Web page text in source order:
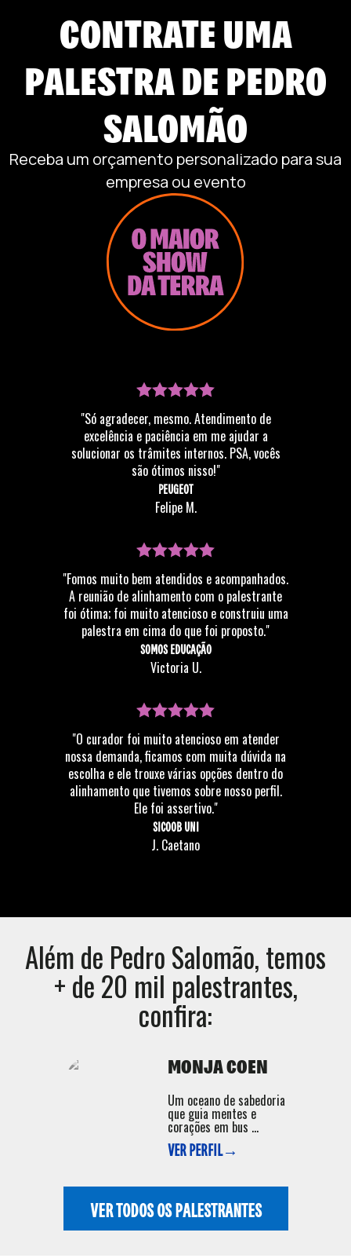
CONTRATE UMA
PALESTRA DEPEDRO
SALOMÃO
Receba um orçamento personalizado para sua
empresa ou evento
"Só agradecer, mesmo. Atendimento de
excelência e paciência em me ajudar a
solucionar os trâmites internos. PSA, vocês
são ótimos nisso!"
PEUGEOT
Felipe M.
"Fomos muito bem atendidos e acompanhados.
A reunião de alinhamento com o palestrante
foi ótima; foi muito atencioso e construiu uma
palestra em cima do que foi proposto."
SOMOS EDUCAÇÃO
Victoria U.
"O curador foi muito atencioso em atender
nossa demanda, ficamos com muita dúvida na
escolha e ele trouxe várias opções dentro do
alinhamento que tivemos sobre nosso perfil.
Ele foi assertivo."
SICOOB UNI
J. Caetano
Além de Pedro Salomão, temos
+ de 20 mil palestrantes,
confira:
MONJA COEN
Um oceano de sabedoria
que guia mentes e
corações em bus ...
VER PERFIL→
VER TODOS OS PALESTRANTES